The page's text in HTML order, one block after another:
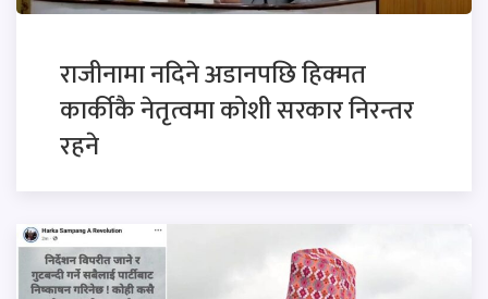
राजीनामा नदिने अडानपछि हिक्मत
कार्कीकै नेतृत्वमा कोशी सरकार निरन्तर
रहने